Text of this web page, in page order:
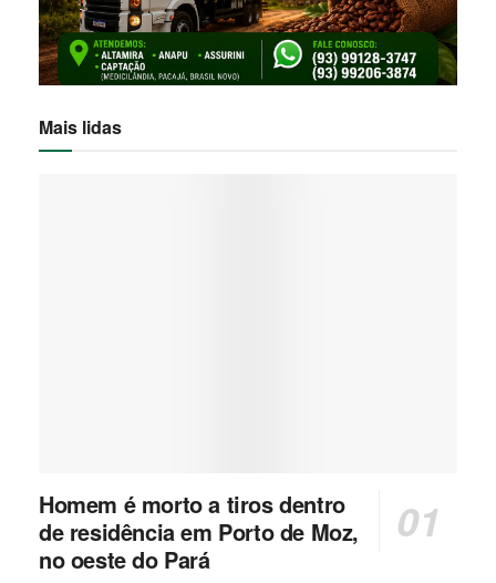
Mais lidas
Homem é morto a tiros dentro
de residência em Porto de Moz,
no oeste do Pará